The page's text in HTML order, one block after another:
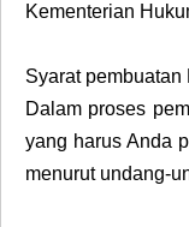
Kementerian
Syarat
Dalam proses
yang harus Anda
menurut undang-